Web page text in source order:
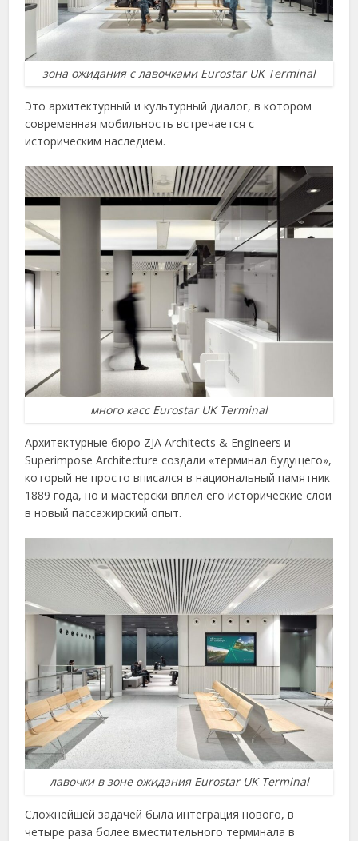
зона ожидания с лавочками Eurostar UK Terminal
Это архитектурный и культурный диалог, в котором
современная мобильность встречается с
историческим наследием.
много касс Eurostar UK Terminal
Архитектурные бюро ZJA Architects & Engineers и
Superimpose Architecture создали «терминал будущего»,
который не просто вписался в национальный памятник
1889 года, но и мастерски вплел его исторические слои
в новый пассажирский опыт.
лавочки в зоне ожидания Eurostar UK Terminal
Сложнейшей задачей была интеграция нового, в
четыре раза более вместительного терминала в